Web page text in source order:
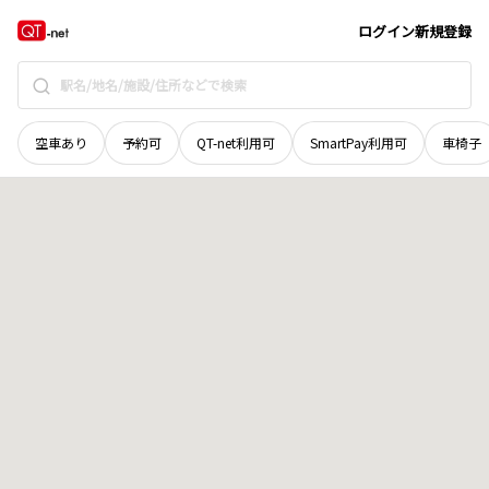
ログイン新規登録
空車あり 予約可 QT-net利用可 SmartPay利用可 車椅子
広島県